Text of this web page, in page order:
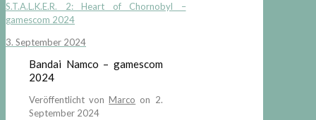
S.T.A.L.K.E.R. 2: Heart of Chornobyl –
gamescom 2024
3. September 2024
Bandai Namco – gamescom
2024
Veröffentlicht von Marco on 2.
September 2024